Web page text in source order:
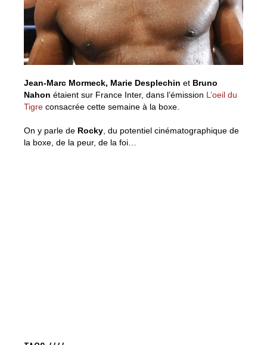
Jean-Marc Mormeck, Marie Desplechin et Bruno
Nahon étaient sur France Inter, dans l’émission L’oeil du
Tigre consacrée cette semaine à la boxe.
On y parle de Rocky , du potentiel cinématographique de
la boxe, de la peur, de la foi…